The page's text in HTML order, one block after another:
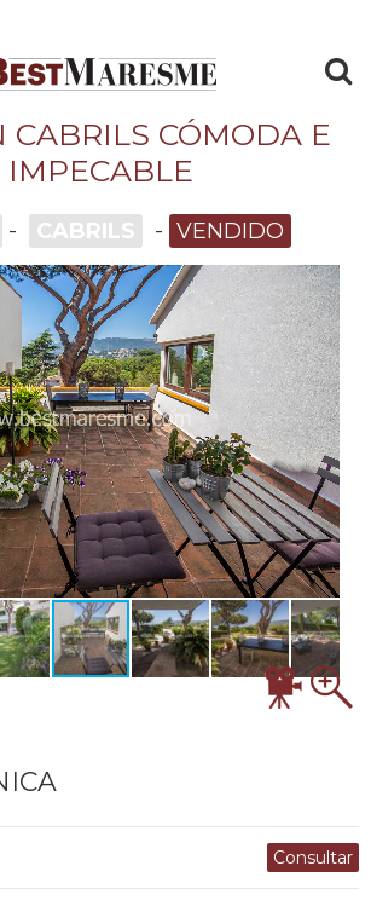
CABRILS CÓMODA E
IMPECABLE
- CABRILS - VENDIDO
Consultar